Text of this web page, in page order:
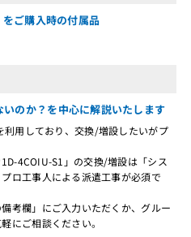
ご購入時の付属品
のか？を中心に解説いたします
用しており、交換/増設したいがプ
4COIU-S1」の交換/増設は「シス
ロ工事人による派遣工事が必須で
考欄」にご入力いただくか、グルー
にご相談ください。